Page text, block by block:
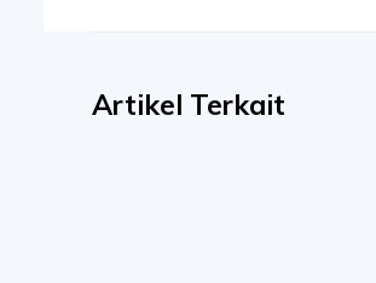
Artikel Terkait